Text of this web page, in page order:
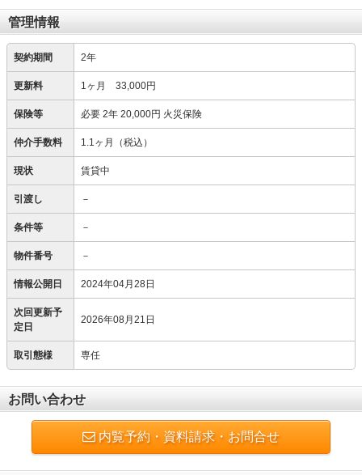
管理情報
契約期間 2年
更新料 1ヶ月 33,000円
保険等 必要 2年 20,000円 火災保険
仲介手数料 1.1ヶ月（税込）
現状 賃貸中
引渡し －
条件等 －
物件番号 －
情報公開日 2024年04月28日
次回更新予
定日
2026年08月21日
取引態様 専任
お問い合わせ
内覧予約・資料請求・お問合せ